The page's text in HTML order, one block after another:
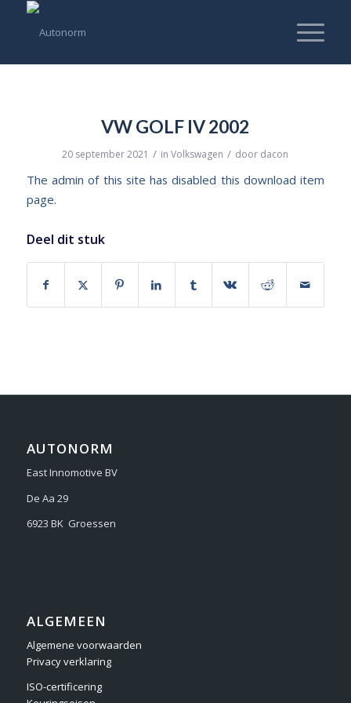
VW GOLF IV 2002
20 september 2021 / inVolkswagen / door dacon
The admin of this site has disabled this download item
page.
Deel dit stuk
AUTONORM
East Innomotive BV
De Aa 29
6923 BK Groessen
ALGEMEEN
Algemene voorwaarden
Privacy verklaring
ISO-certificering